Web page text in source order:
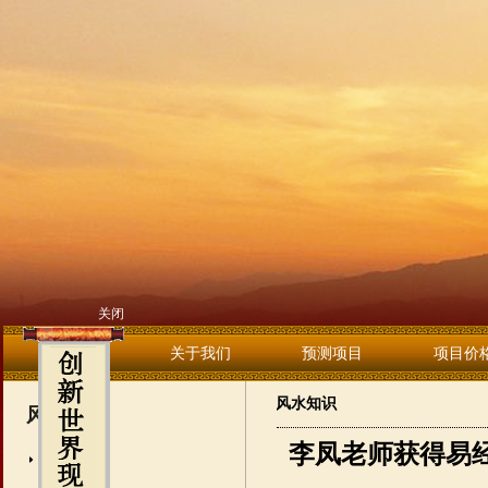
首页 关于我们 预测项目 项目价
风水知识
风水知识
风水知识
李凤老师获得易
关闭